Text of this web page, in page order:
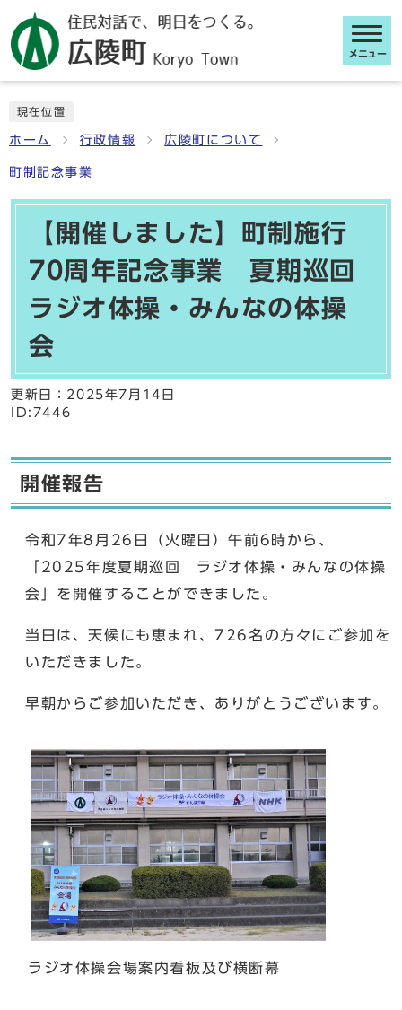
メニュー
現在位置
ホーム 行政情報 広陵町について
町制記念事業
【開催しました】町制施行
70周年記念事業 夏期巡回
ラジオ体操・みんなの体操
会
更新日： 2025年7月14日
ID:7446
開催報告
令和7年8月26日（火曜日）午前6時から、
「2025年度夏期巡回 ラジオ体操・みんなの体操
会」を開催することができました。
当日は、天候にも恵まれ、726名の方々にご参加を
いただきました。
早朝からご参加いただき、ありがとうございます。
ラジオ体操会場案内看板及び横断幕